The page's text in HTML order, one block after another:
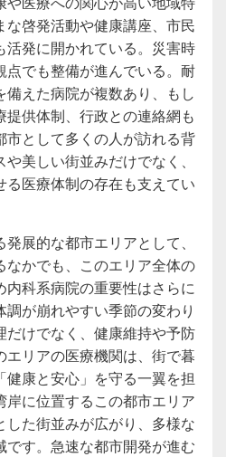
啓発活動や健康講座、市民
活発に開かれている。災害時
点でも整備が進んでいる。耐
えた病院が複数あり、もし
提供体制、行政との連絡網も
市として多くの人が訪れる背
美しい街並みだけでなく、
る医療体制の存在も支えてい
展的な都市エリアとして、
なかでも、このエリア全体の
内科系病院の重要性はさらに
が崩れやすい季節の変わり
だけでなく、健康維持や予防
エリアの医療機関は、街で暮
健康と安心」を守る一翼を担
岸に位置するこの都市エリア
した街並みが広がり、多様な
です。急速な都市開発が進む